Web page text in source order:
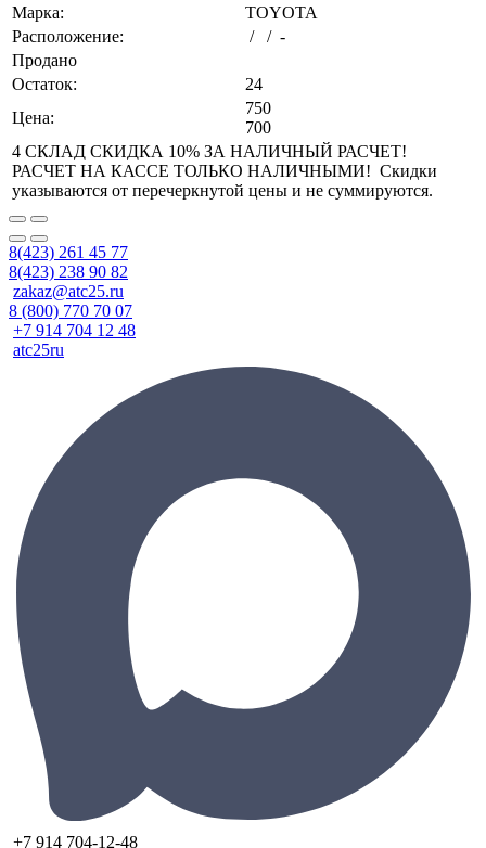
Марка:
TOYOTA
Расположение:
/ / -
Продано
Остаток:
24
Цена:
750
700
4 СКЛАД СКИДКА 10% ЗА НАЛИЧНЫЙ РАСЧЕТ!
РАСЧЕТ НА КАССЕ ТОЛЬКО НАЛИЧНЫМИ! Скидки
указываются от перечеркнутой цены и не суммируются.
8(423) 261 45 77
8(423) 238 90 82
zakaz@atc25.ru
8 (800) 770 70 07
+7 914 704 12 48
atc25ru
+7 914 704-12-48